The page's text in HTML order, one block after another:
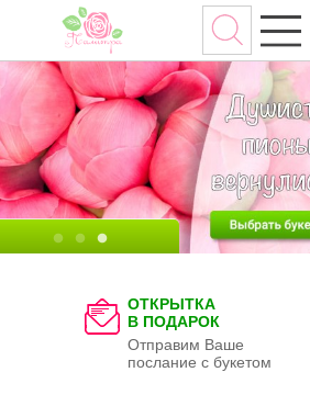
ОТКРЫТКА
В ПОДАРОК
Отправим Ваше
послание с букетом